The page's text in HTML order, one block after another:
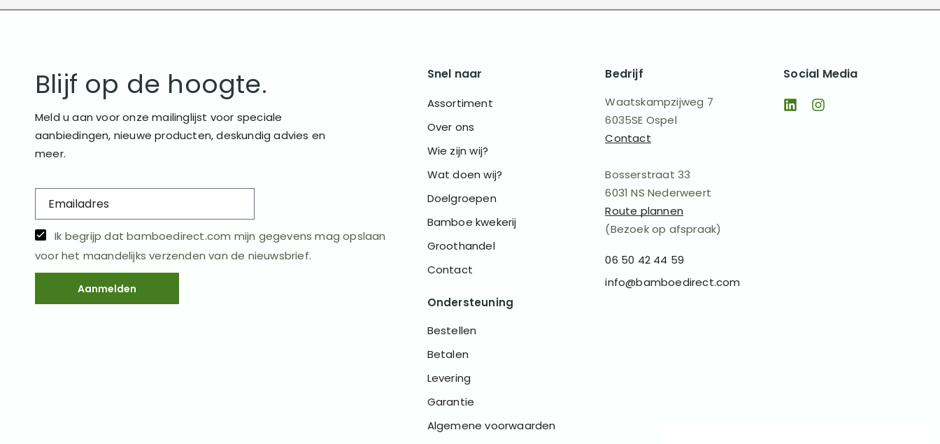
Blijf op de hoogte.
Meld u aan voor onze mailinglijst voor speciale
aanbiedingen, nieuwe producten, deskundig advies en
meer.
Ik begrijp dat bamboedirect.com mijn gegevens mag opslaan
voor het maandelijks verzenden van de nieuwsbrief.
Aanmelden
Snel naar
Assortiment
Over ons
Wie zijn wij?
Wat doen wij?
Doelgroepen
Bamboe kwekerij
Groothandel
Contact
Ondersteuning
Bestellen
Betalen
Levering
Garantie
Algemene voorwaarden
Bedrijf
Waatskampzijweg 7
6035SE Ospel
Contact
Bosserstraat 33
6031 NS Nederweert
Route plannen
(Bezoek op afspraak)
06 50 42 44 59
info@bamboedirect.com
Social Media